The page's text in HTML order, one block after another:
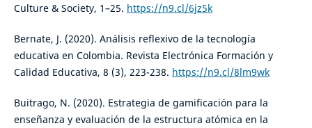
Culture & Society, 1–25. https://n9.cl/6jz5k
Bernate, J. (2020). Análisis reflexivo de la tecnología
educativa en Colombia. Revista Electrónica Formación y
Calidad Educativa, 8 (3), 223-238. https://n9.cl/8lm9wk
Buitrago, N. (2020). Estrategia de gamificación para la
enseñanza y evaluación de la estructura atómica en la